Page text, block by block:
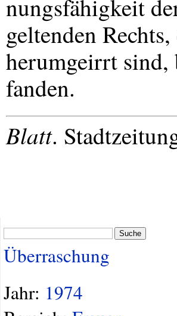
nungsfähigkeit
geltenden
herumgeirrt
fanden.
Blatt.
Suche
Überraschung
Jahr: 1974